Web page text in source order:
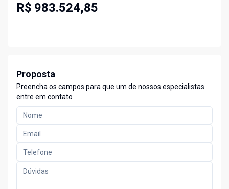
R$ 983.524,85
Proposta
Preencha os campos para que um de nossos especialistas
entre em contato